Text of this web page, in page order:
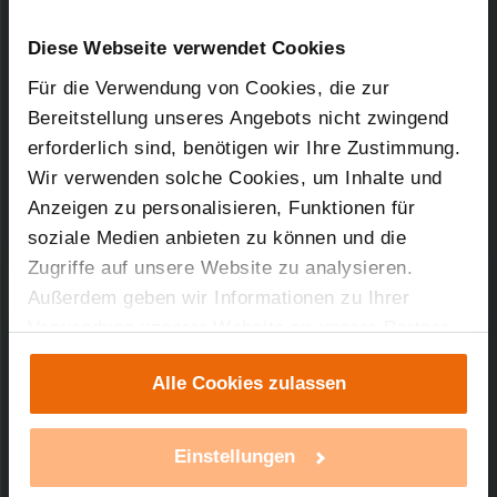
Diese Webseite verwendet Cookies
Für die Verwendung von Cookies, die zur
Bereitstellung unseres Angebots nicht zwingend
erforderlich sind, benötigen wir Ihre Zustimmung.
Wir verwenden solche Cookies, um Inhalte und
Anzeigen zu personalisieren, Funktionen für
soziale Medien anbieten zu können und die
Zugriffe auf unsere Website zu analysieren.
Außerdem geben wir Informationen zu Ihrer
Verwendung unserer Website an unsere Partner
für soziale Medien, Werbung und Analysen weiter.
Unsere Partner führen diese Informationen
möglicherweise mit weiteren Daten zusammen,
die Sie ihnen bereitgestellt haben oder die sie im
Alle Cookies zulassen
Einstellungen
Artikel-Nr.: 76778
06.03.2012
27,99 KB
Technischer Support
Sie benötigen technischen Support bei einem